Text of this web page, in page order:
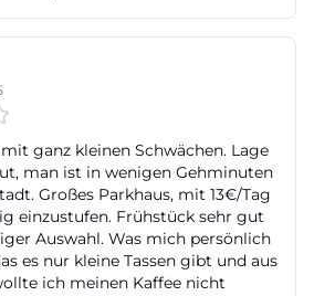
akzeptierten Ladekarten und
hinaus ist die Innenstadt
was die Entscheidung
Wer Gepäck hat, nutzt die
direkt in die Lobby oder in
des Congress Centrums
sind Teil des Konzepts.
Schlossblick: Events über den
ganz kleinen Schwächen. Lage
man ist in wenigen Gehminuten
Großes Parkhaus, mit 13€/Tag
einzustufen. Frühstück sehr gut
Auswahl. Was mich persönlich
es nur kleine Tassen gibt und aus
ich meinen Kaffee nicht